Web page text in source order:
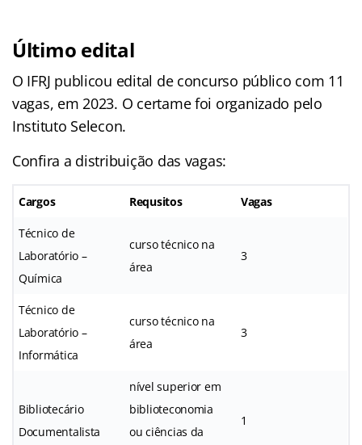
Último edital
O IFRJ publicou edital de concurso público com 11
vagas, em 2023. O certame foi organizado pelo
Instituto Selecon.
Confira a distribuição das vagas:
Cargos Requsitos Vagas
Técnico de
Laboratório –
Química
curso técnico na
área
3
Técnico de
Laboratório –
Informática
curso técnico na
área
3
Bibliotecário
Documentalista
nível superior em
biblioteconomia
ou ciências da
1